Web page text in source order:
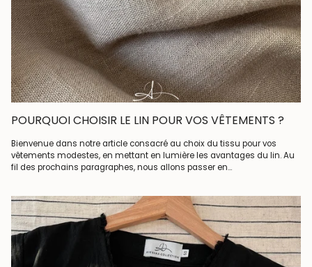
POURQUOI CHOISIR LE LIN POUR VOS VÊTEMENTS ?
Bienvenue dans notre article consacré au choix du tissu pour vos
vêtements modestes, en mettant en lumière les avantages du lin. Au
fil des prochains paragraphes, nous allons passer en...